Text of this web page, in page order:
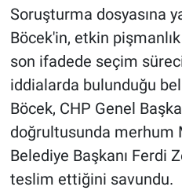
Soruşturma dosyasına
Böcek'in, etkin
son ifadede seçim
iddialarda bulunduğu
Böcek, CHP Genel
doğrultusunda merhum
Belediye Başkanı Ferdi
teslim ettiğini savundu.